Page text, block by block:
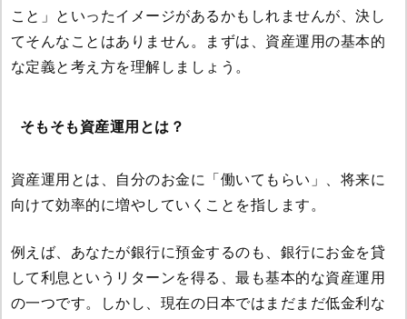
こと」といったイメージがあるかもしれませんが、決し
てそんなことはありません。まずは、資産運用の基本的
な定義と考え方を理解しましょう。
そもそも資産運用とは？
資産運用とは、自分のお金に「働いてもらい」、将来に
向けて効率的に増やしていくことを指します。
例えば、あなたが銀行に預金するのも、銀行にお金を貸
して利息というリターンを得る、最も基本的な資産運用
の一つです。しかし、現在の日本ではまだまだ低金利な